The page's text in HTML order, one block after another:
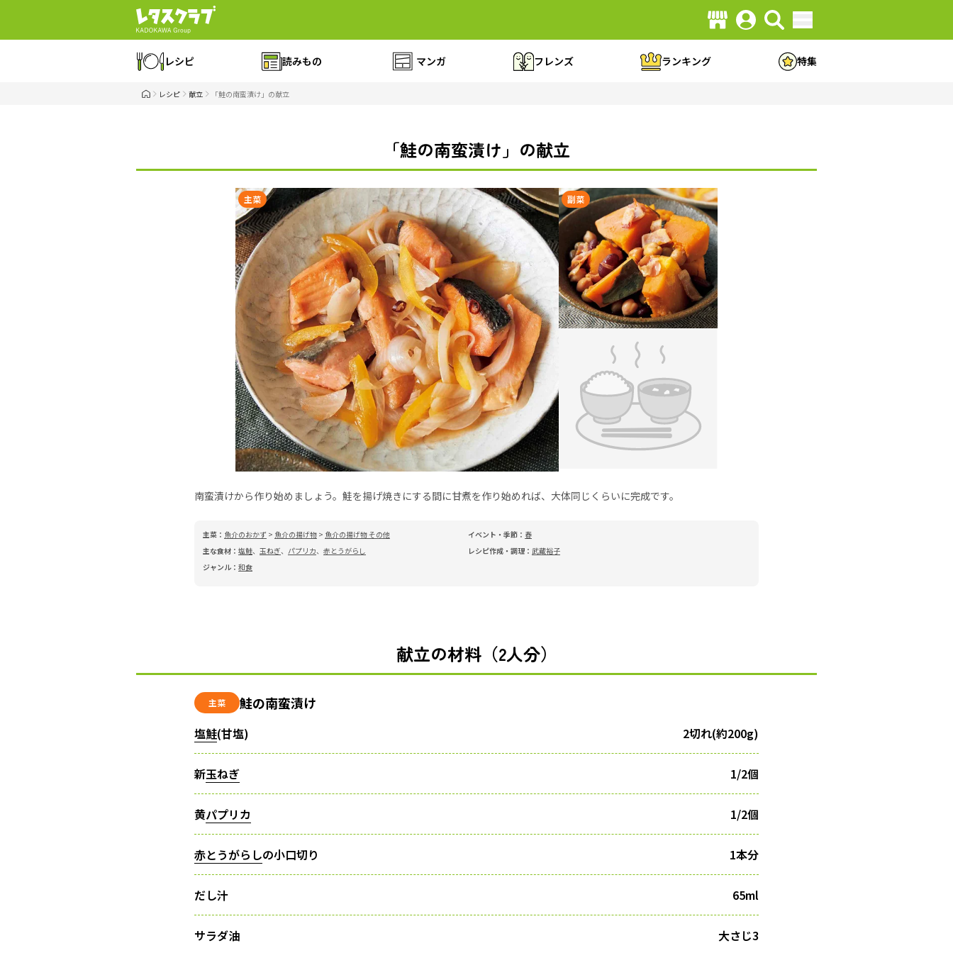
レシピ 読みもの マンガ フレンズ ランキング 特集
レシピ 献立 「鮭の南蛮漬け」の献立
「鮭の南蛮漬け」の献立
主菜 副菜
南蛮漬けから作り始めましょう。鮭を揚げ焼きにする間に甘煮を作り始めれば、大体同じくらいに完成です。
主菜： 魚介のおかず > 魚介の揚げ物 > 魚介の揚げ物 その他
主な食材： 塩鮭、 玉ねぎ、 パプリカ、 赤とうがらし
ジャンル： 和食
イベント・季節： 春
レシピ作成・調理： 武蔵裕子
献立の材料（2人分）
主菜 鮭の南蛮漬け
塩鮭(甘塩) 2切れ(約200g)
新玉ねぎ 1/2個
黄パプリカ 1/2個
赤とうがらしの小口切り 1本分
だし汁 65ml
サラダ油 大さじ3